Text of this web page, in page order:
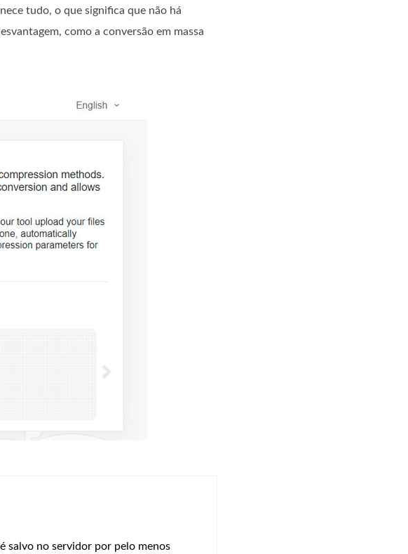
tudo, o que significa que não há
como a conversão em massa
salvo no servidor por pelo menos